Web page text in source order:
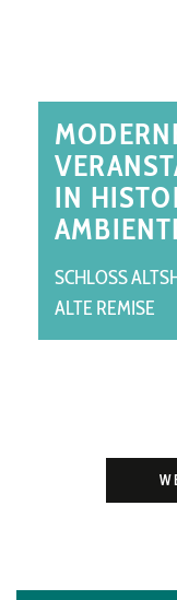
IN
SCHLOSS
ALTE REMISE